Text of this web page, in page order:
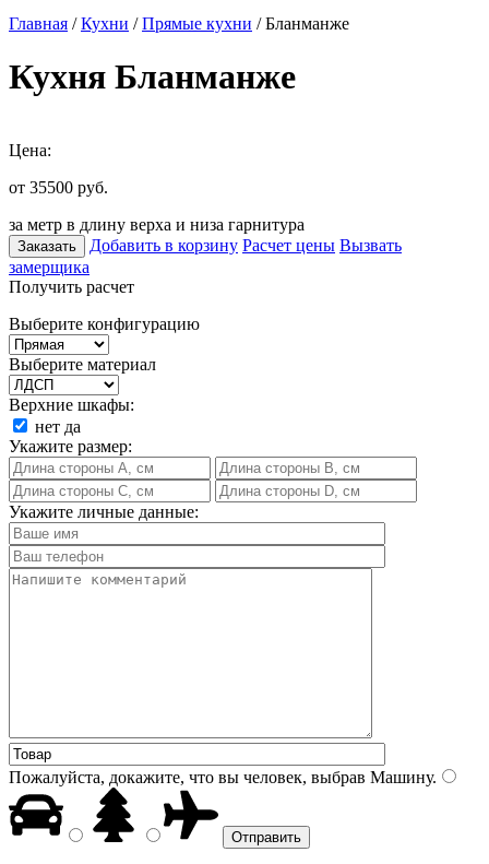
Главная /Кухни /Прямые кухни / Бланманже
Кухня Бланманже
Цена:
от 35500 руб.
за метр в длину верха и низа гарнитура
Заказать Добавить в корзину Расчет цены Вызвать
замерщика
Получить расчет
Выберите конфигурацию
Выберите материал
Верхние шкафы:
нет да
Укажите размер:
Укажите личные данные:
Пожалуйста, докажите, что вы человек, выбрав Машину.